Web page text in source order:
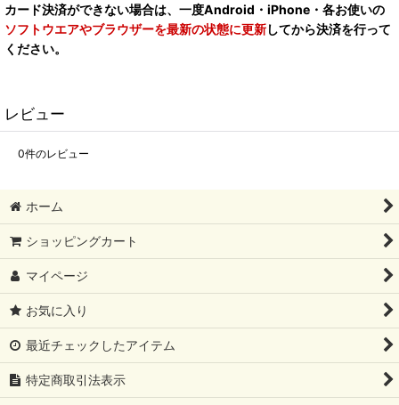
カード決済ができない場合は、一度Android・iPhone・各お使いの
ソフトウエアやブラウザーを最新の状態に更新してから決済を行って
ください。
レビュー
0件のレビュー
ホーム
ショッピングカート
マイページ
お気に入り
最近チェックしたアイテム
特定商取引法表示